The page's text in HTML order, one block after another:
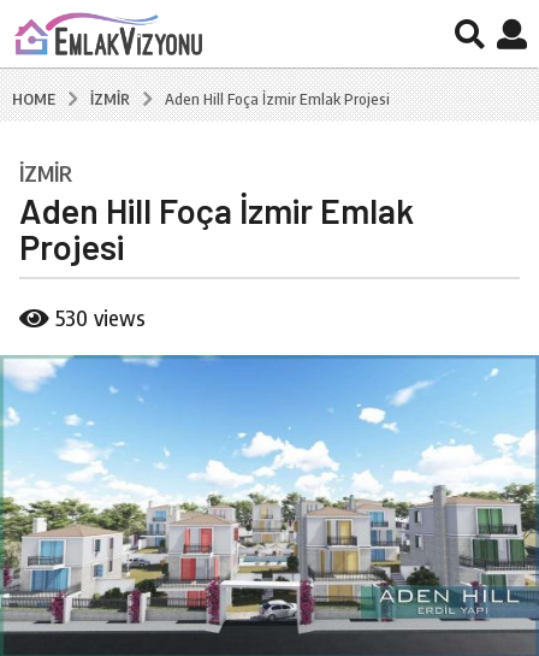
HOME İZMIR Aden Hill Foça İzmir Emlak Projesi
6
y
ı
l
g
6
g
o
İZMIR
Aden Hill Foça İzmir Emlak
Projesi
y
B
u
r
a
a
l
530 views